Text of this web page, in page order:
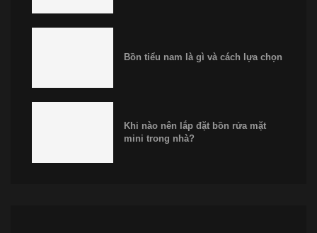
Bồn tiểu nam là gì và cách lựa chọn
Khi nào nên lắp đặt bồn rửa mặt
mini trong nhà?